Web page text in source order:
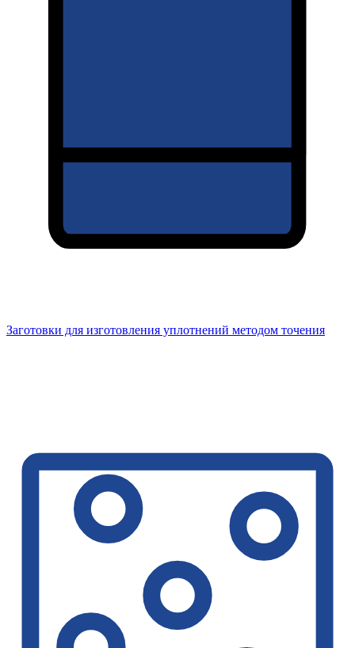
Заготовки для изготовления уплотнений методом точения